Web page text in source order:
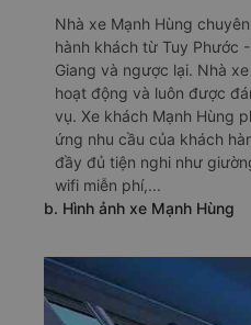
Nhà xe Mạnh Hùng
hành khách từ Tuy Phước
Giang và ngược lại. Nhà
hoạt động và luôn được
vụ. Xe khách Mạnh Hùng
ứng nhu cầu của khách
đầy đủ tiện nghi như
wifi miễn phí,...
b. Hình ảnh xe Mạnh Hùng